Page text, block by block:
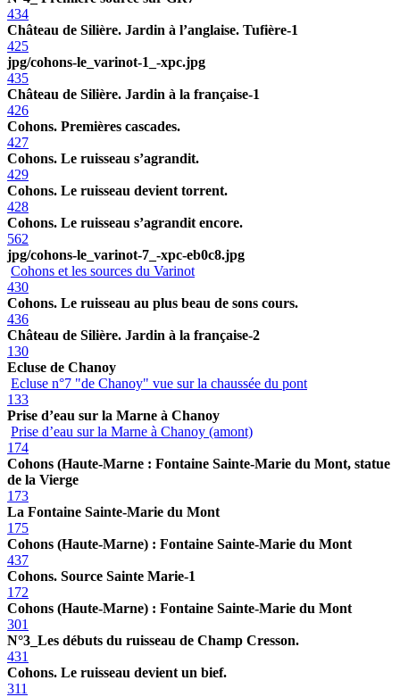
434
Château de Silière. Jardin à l’anglaise. Tufière-1
425
jpg/cohons-le_varinot-1_-xpc.jpg
435
Château de Silière. Jardin à la française-1
426
Cohons. Premières cascades.
427
Cohons. Le ruisseau s’agrandit.
429
Cohons. Le ruisseau devient torrent.
428
Cohons. Le ruisseau s’agrandit encore.
562
jpg/cohons-le_varinot-7_-xpc-eb0c8.jpg
Cohons et les sources du Varinot
430
Cohons. Le ruisseau au plus beau de sons cours.
436
Château de Silière. Jardin à la française-2
130
Ecluse de Chanoy
Ecluse n°7 "de Chanoy" vue sur la chaussée du pont
133
Prise d’eau sur la Marne à Chanoy
Prise d’eau sur la Marne à Chanoy (amont)
174
Cohons (Haute-Marne : Fontaine Sainte-Marie du Mont, statue
de la Vierge
173
La Fontaine Sainte-Marie du Mont
175
Cohons (Haute-Marne) : Fontaine Sainte-Marie du Mont
437
Cohons. Source Sainte Marie-1
172
Cohons (Haute-Marne) : Fontaine Sainte-Marie du Mont
301
N°3_Les débuts du ruisseau de Champ Cresson.
431
Cohons. Le ruisseau devient un bief.
311